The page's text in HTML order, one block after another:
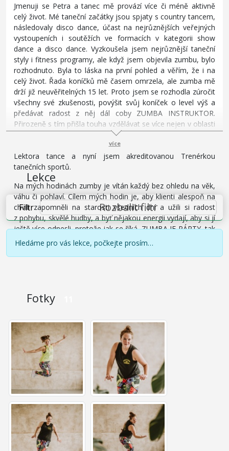
Jmenuji se Petra a tanec mě provází více či méně aktivně
celý život. Mé taneční začátky jsou spjaty s country tancem,
následovaly disco dance, účast na nejrůznějších veřejných
vystoupeních i soutěžích ve formacích v kategorii show
dance a disco dance. Vyzkoušela jsem nejrůznější taneční
styly i fitness programy, ale když jsem objevila zumbu, bylo
rozhodnuto. Byla to láska na první pohled a věřím, že i na
celý život. Řada koníčků mě časem omrzela, ale zumba mě
drží již neuvěřitelných 15 let. Proto jsem se rozhodla zúročit
všechny své zkušenosti, povýšit svůj koníček o level výš a
předávat radost z něj dál coby ZUMBA INSTRUKTOR.
Přirozeně s tím přišla touha vzdělávat se více nejen v oblasti
zumby, ale obecně v lektorování, vedení tanečních kolektivů,
taneční psychologii aj., proto jsem absolvovala také kurz
Lektora tance a nyní jsem akreditovanou Trenérkou
tanečních sportů.
Na mých hodinách zumby je vítán každý bez ohledu na věk,
váhu či pohlaví. Cílem mých hodin je, aby klienti alespoň na
chvíli zapomněli na starosti všedních dní a užili si radost
z pohybu, skvělé hudby, a byť nějakou energii vydají, aby si jí
ještě více odnesli, protože jak se říká, ZUMBA JE PÁRTY, tak
si ji spolu pojďme užít!
více
Lekce
Filtr Rozbalit filtr
Hledáme pro vás lekce, počkejte prosím…
Fotky